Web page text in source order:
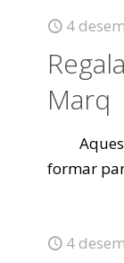
4
Marq
Aquest
formar
4